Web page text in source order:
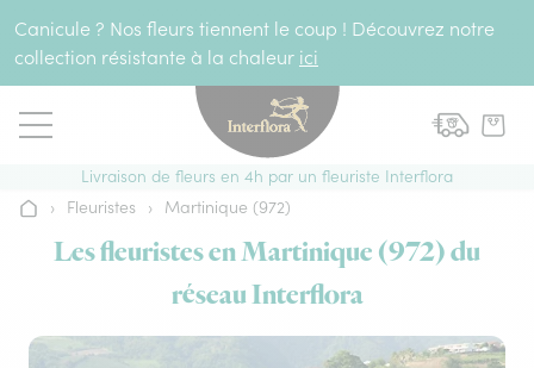
Canicule ? Nos fleurs tiennent le coup ! Découvrez notre
collection résistante à la chaleur ici
Livraison de fleurs en 4h par un fleuriste Interflora
Accueil
› Fleuristes › Martinique (972)
Les fleuristes en Martinique (972) du
réseau Interflora